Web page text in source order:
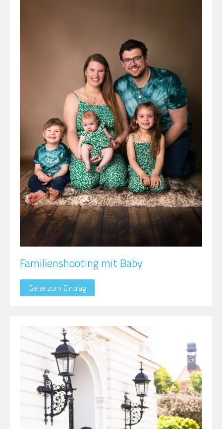
Familienshooting mit Baby
Gehe zum Eintrag